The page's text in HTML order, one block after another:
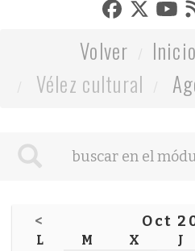
Volver Inicio
Vélez cultural
< Oct
L M X J